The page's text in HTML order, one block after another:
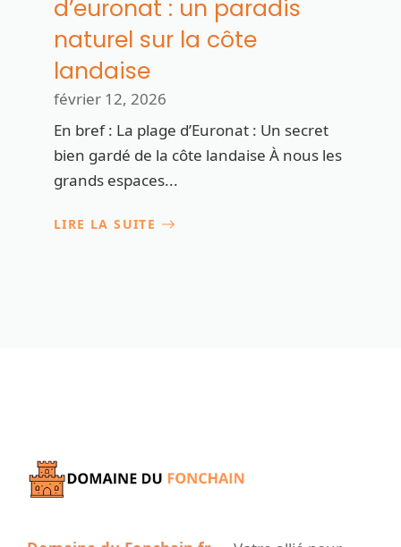
d’euronat : un paradis
naturel sur la côte
landaise
février 12, 2026
En bref : La plage d’Euronat : Un secret
bien gardé de la côte landaise À nous les
grands espaces...
LIRE LA SUITE